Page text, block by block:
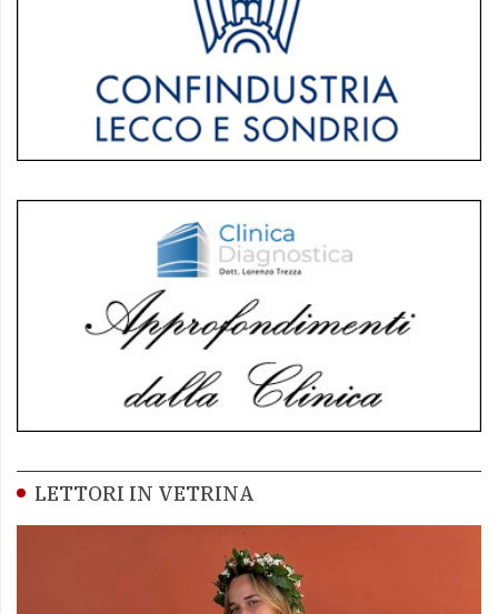
LETTORI IN VETRINA